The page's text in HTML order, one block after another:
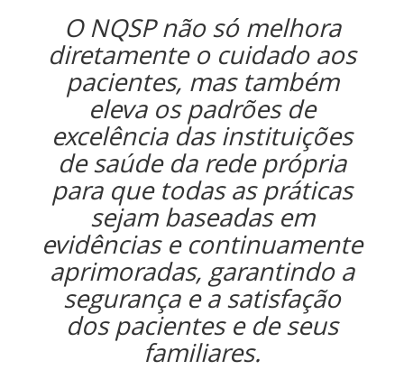
O NQSP não só melhora
diretamente o cuidado aos
pacientes, mas também
eleva os padrões de
excelência das instituições
de saúde da rede própria
para que todas as práticas
sejam baseadas em
evidências e continuamente
aprimoradas, garantindo a
segurança e a satisfação
dos pacientes e de seus
familiares.